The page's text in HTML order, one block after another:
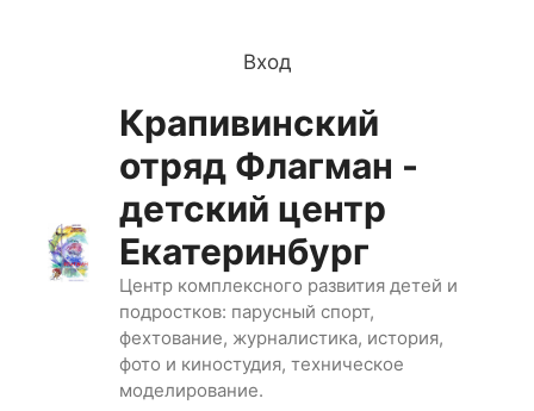
Вход
Крапивинский
отряд Флагман -
детский центр
Екатеринбург
Центр комплексного развития детей и
подростков: парусный спорт,
фехтование, журналистика, история,
фото и киностудия, техническое
моделирование.